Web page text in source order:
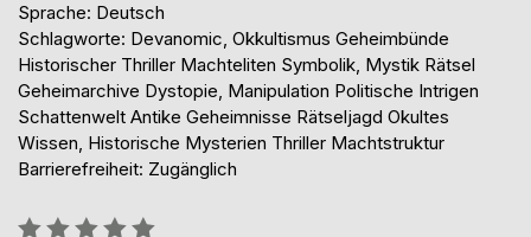
Sprache: Deutsch
Schlagworte: Devanomic, Okkultismus Geheimbünde
Historischer Thriller Machteliten Symbolik, Mystik Rätsel
Geheimarchive Dystopie, Manipulation Politische Intrigen
Schattenwelt Antike Geheimnisse Rätseljagd Okultes
Wissen, Historische Mysterien Thriller Machtstruktur
Barrierefreiheit: Zugänglich
Bewertung::